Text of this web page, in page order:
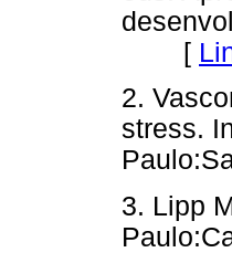
[
2.
stress.
3. Lipp